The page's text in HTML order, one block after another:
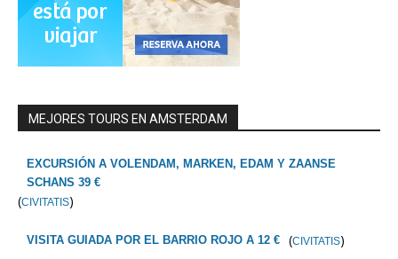
MEJORES TOURS EN AMSTERDAM
EXCURSIÓN A VOLENDAM, MARKEN, EDAM Y ZAANSE
SCHANS 39 €
(CIVITATIS)
VISITA GUIADA POR EL BARRIO ROJO A 12 € (CIVITATIS)